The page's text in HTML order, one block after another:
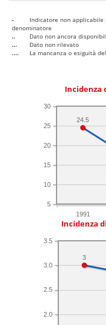
-
Indicatore non
denominatore
..
Dato non ancora
...
Dato non rilevato
....
La mancanza o esiguità
Incidenza
1991
5
10
15
20
25
30
24.5
Incidenza
2.0
2.5
3.0
3.5
3